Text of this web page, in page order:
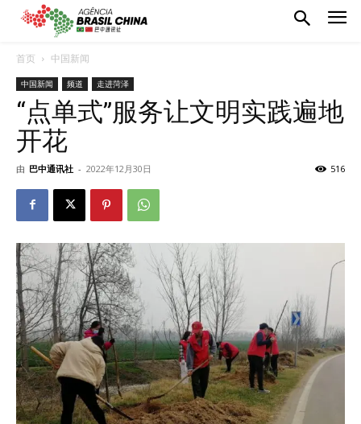
首页 中国新闻
中国新闻 频道 走进菏泽
“点单式”服务让文明实践遍地
开花
由 巴中通讯社 - 2022年12月30日 516